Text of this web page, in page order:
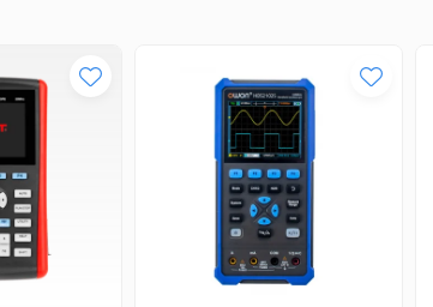
de lipit, ciocan de lipit SP-H090, suport, vârf T300-B
hibernare, interblocare parametri, funcție de blocare a